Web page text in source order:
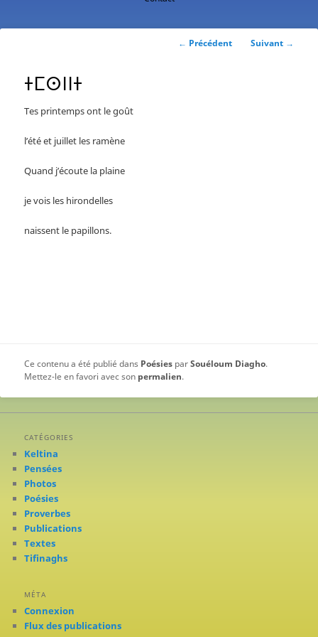
Navigation
← Précédent Suivant →
ⵜⵎⵙⵏⵏⵜ
Tes printemps ont le goût
l’été et juillet les ramène
Quand j’écoute la plaine
je vois les hirondelles
naissent le papillons.
Ce contenu a été publié dans Poésies parSouéloum Diagho.
Mettez-le en favori avec son permalien.
CATÉGORIES
Keltina
Pensées
Photos
Poésies
Proverbes
Publications
Textes
Tifinaghs
MÉTA
Connexion
Flux des publications